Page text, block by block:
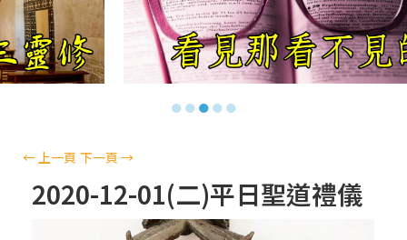
【信仰之旅】第十四集：「天主十誡(下)」
—金毓瑋 神父
【信仰之旅】第十三集：「天主十誡(上)」
—金毓瑋 神父
【信仰之旅】第十二集：「聖母、聖人」—
【信仰之旅】第十一集：「教 會」(推廣片)
●●●●●
← 上一頁 下一頁→
2020-12-01(二)平日聖道禮儀